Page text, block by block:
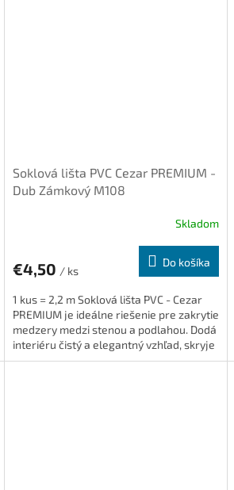
Soklová lišta PVC Cezar PREMIUM -
Dub Zámkový M108
Skladom
€4,50 / ks
Do košíka
1 kus = 2,2 m Soklová lišta PVC - Cezar
PREMIUM je ideálne riešenie pre zakrytie
medzery medzi stenou a podlahou. Dodá
interiéru čistý a elegantný vzhľad, skryje
káble a je...